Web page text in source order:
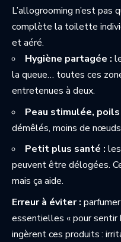
L’allogrooming n’est pas
complète la toilette
et aéré.
Hygiène partagée :
la queue… toutes ces
entretenues à deux.
Peau stimulée,
démêlés, moins de
Petit plus santé :
peuvent être délogées.
mais ça aide.
Erreur à éviter :
essentielles « pour sentir
ingèrent ces produits :